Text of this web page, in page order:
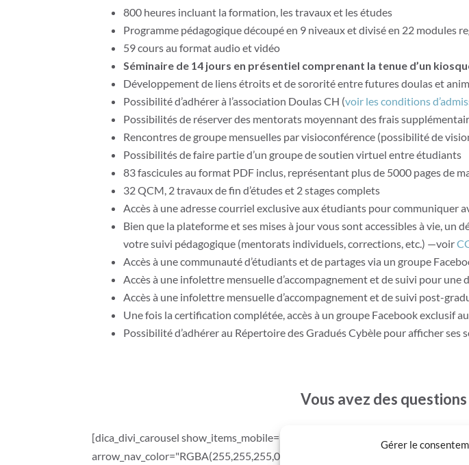
Gérer le
800 heures incluant la formation, les travaux et les études
Programme pédagogique découpé en 9 niveaux et divisé en 22 modules
59 cours au format audio et vidéo
Séminaire de 14 jours en présentiel comprenant la tenue d’un
Développement de liens étroits et de sororité entre futures doulas et
Possibilité d’adhérerà l’association Doulas CH (voir les conditions
Possibilités de réserverdes mentorats moyennant des frais
Rencontres de groupe mensuelles par visioconférence (possibilité de
Possibilités de faire partie d’un groupe de soutien virtuel entre étudiants
83fascicules au format PDF inclus, représentant plus de 5000 pagesde
32QCM, 2 travaux de fin d’études et 2 stagescomplets
Accès à une adresse courriel exclusive aux étudiants pour communiquer
Bien que la plateforme et ses mises à jour vous sont accessibles à vie,
votre suivi pédagogique (mentorats individuels, corrections, etc.) —voir
Accès à une communauté d’étudiants et de partages via un groupe
Accès à une infolettre mensuelle d’accompagnement et de suivi pour une
Accès à une infolettre mensuelle d’accompagnement et de suivi post-
Une fois la certification complétée, accès à un groupe Facebook exclusif
Possibilité d’adhérer au Répertoire des Gradués Cybèle pour afficher ses
Vous avez des
[dica_divi_carousel show_items_mobile="2" dot_nav="on" item_spacing="41"
arrow_nav_color="RGBA(255,255,255,0)" arrow_bg_color="#56565B"